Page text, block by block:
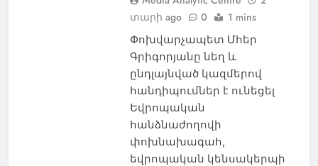
տարի ago
0 1 mins
Փոխվարչապետ Մհեր
Գրիգորյանը նեղ և
ընդլայնված կազմերով
հանդիպումներ է ունեցել
Եվրոպական
հանձնաժողովի
փոխնախագահ,
եվրոպական կենսակերպի